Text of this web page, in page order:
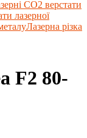
СО2 верстати
лазерної
Лазерна різка
F2 80-